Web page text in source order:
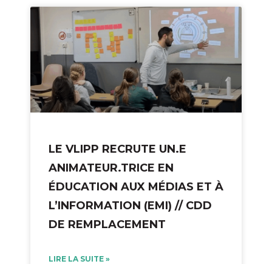
LE VLIPP RECRUTE UN.E
ANIMATEUR.TRICE EN
ÉDUCATION AUX MÉDIAS ET À
L’INFORMATION (EMI) // CDD
DE REMPLACEMENT
LIRE LA SUITE »